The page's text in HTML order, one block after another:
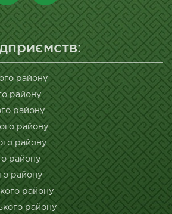
району
району
району
району
району
району
району
району
району